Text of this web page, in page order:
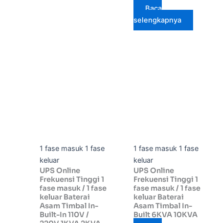
Baca
selengkapnya
1 fase masuk 1 fase
keluar
UPS Online
Frekuensi Tinggi 1
fase masuk / 1 fase
keluar Baterai
Asam Timbal In-
Built-In 110V /
1 fase masuk 1 fase
keluar
UPS Online
Frekuensi Tinggi 1
fase masuk / 1 fase
keluar Baterai
Asam Timbal In-
Built 6KVA 10KVA